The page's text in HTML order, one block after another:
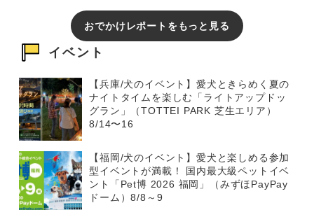
おでかけレポートをもっと見る
イベント
【兵庫/犬のイベント】愛犬ときらめく夏の
ナイトタイムを楽しむ「ライトアップドッ
グラン」（TOTTEI PARK 芝生エリア）
8/14〜16
【福岡/犬のイベント】愛犬と楽しめる参加
型イベントが満載！ 国内最大級ペットイベ
ント「Pet博 2026 福岡」（みずほPayPay
ドーム）8/8～9